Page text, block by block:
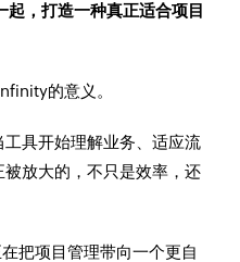
起，打造一种真正适合项目
的意义。
具开始理解业务、适应流
放大的，不只是效率，还
把项目管理带向一个更自